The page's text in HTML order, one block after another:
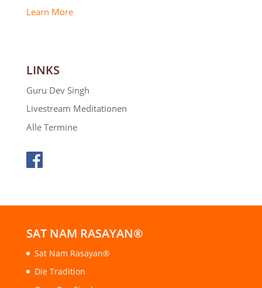
Learn More
LINKS
Guru Dev Singh
Livestream Meditationen
Alle Termine
SAT NAM RASAYAN®
Sat Nam Rasayan®
Die Tradition